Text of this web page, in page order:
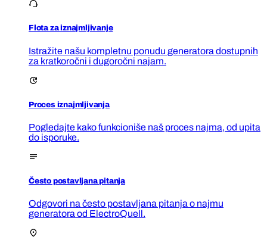
Flota za iznajmljivanje
Istražite našu kompletnu ponudu generatora dostupnih
za kratkoročni i dugoročni najam.
Proces iznajmljivanja
Pogledajte kako funkcioniše naš proces najma, od upita
do isporuke.
Često postavljana pitanja
Odgovori na često postavljana pitanja o najmu
generatora od ElectroQuell.